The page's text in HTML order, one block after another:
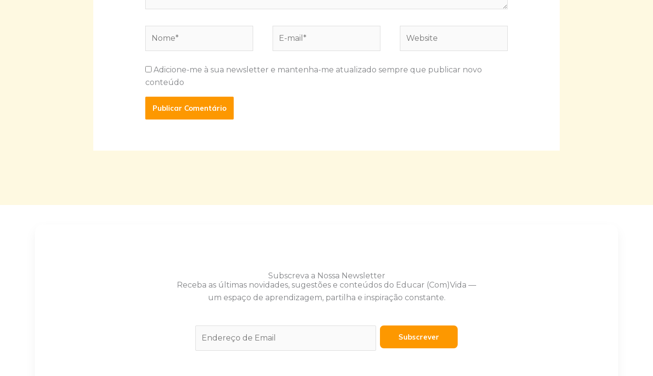
mail*
Adicione-me à sua newsletter e mantenha-me atualizado sempre que publicar novo
conteúdo
Subscreva a Nossa Newsletter
Receba as últimas novidades, sugestões e conteúdos do Educar (Com)Vida —
um espaço de aprendizagem, partilha e inspiração constante.
Subscrever